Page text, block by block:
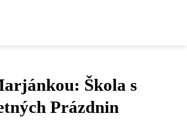
Škola s
Prázdnin